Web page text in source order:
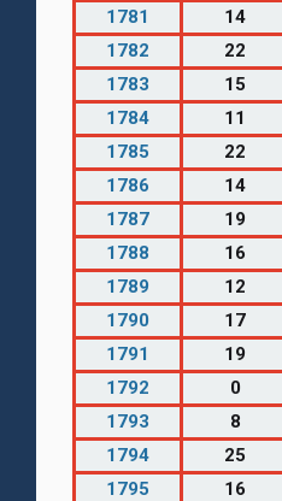
1781
14
1782
22
1783
15
1784
11
1785
22
1786
14
1787
19
1788
16
1789
12
1790
17
1791
19
1792
0
1793
8
1794
25
1795
16